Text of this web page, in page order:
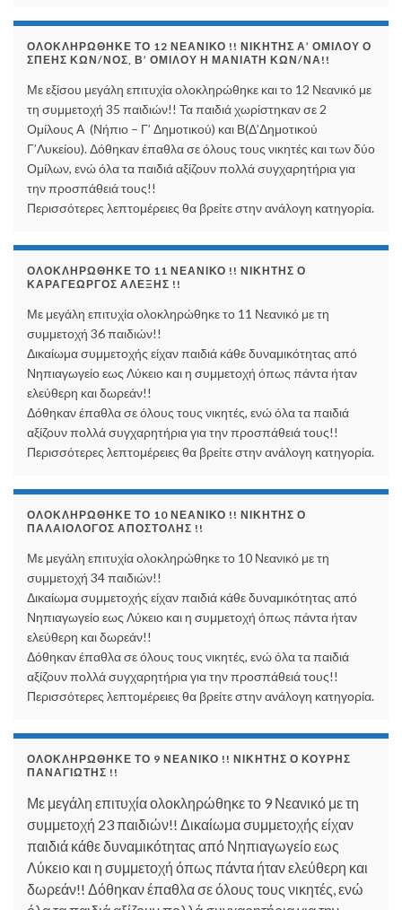
ΟΛΟΚΛΗΡΏΘΗΚΕ ΤΟ 12 ΝΕΑΝΙΚΌ !! ΝΙΚΗΤΉΣ Α’ ΟΜΊΛΟΥ Ο
ΣΠΈΗΣ ΚΩΝ/ΝΟΣ, Β’ ΟΜΊΛΟΥ Η ΜΑΝΙΆΤΗ ΚΩΝ/ΝΑ!!
Με εξίσου μεγάλη επιτυχία ολοκληρώθηκε και το 12 Νεανικό με
τη συμμετοχή 35 παιδιών!! Τα παιδιά χωρίστηκαν σε 2
Ομίλους Α (Νήπιο – Γ’ Δημοτικού) και Β(Δ’Δημοτικού
Γ’Λυκείου). Δόθηκαν έπαθλα σε όλους τους νικητές και των δύο
Ομίλων, ενώ όλα τα παιδιά αξίζουν πολλά συγχαρητήρια για
την προσπάθειά τους!!
Περισσότερες λεπτομέρειες θα βρείτε στην ανάλογη κατηγορία.
ΟΛΟΚΛΗΡΏΘΗΚΕ ΤΟ 11 ΝΕΑΝΙΚΌ !! ΝΙΚΗΤΉΣ Ο
ΚΑΡΑΓΕΏΡΓΟΣ ΑΛΈΞΗΣ !!
Με μεγάλη επιτυχία ολοκληρώθηκε το 11 Νεανικό με τη
συμμετοχή 36 παιδιών!!
Δικαίωμα συμμετοχής είχαν παιδιά κάθε δυναμικότητας από
Νηπιαγωγείο εως Λύκειο και η συμμετοχή όπως πάντα ήταν
ελεύθερη και δωρεάν!!
Δόθηκαν έπαθλα σε όλους τους νικητές, ενώ όλα τα παιδιά
αξίζουν πολλά συγχαρητήρια για την προσπάθειά τους!!
Περισσότερες λεπτομέρειες θα βρείτε στην ανάλογη κατηγορία.
ΟΛΟΚΛΗΡΏΘΗΚΕ ΤΟ 10 ΝΕΑΝΙΚΌ !! ΝΙΚΗΤΉΣ Ο
ΠΑΛΑΙΟΛΌΓΟΣ ΑΠΟΣΤΌΛΗΣ !!
Με μεγάλη επιτυχία ολοκληρώθηκε το 10 Νεανικό με τη
συμμετοχή 34 παιδιών!!
Δικαίωμα συμμετοχής είχαν παιδιά κάθε δυναμικότητας από
Νηπιαγωγείο εως Λύκειο και η συμμετοχή όπως πάντα ήταν
ελεύθερη και δωρεάν!!
Δόθηκαν έπαθλα σε όλους τους νικητές, ενώ όλα τα παιδιά
αξίζουν πολλά συγχαρητήρια για την προσπάθειά τους!!
Περισσότερες λεπτομέρειες θα βρείτε στην ανάλογη κατηγορία.
ΟΛΟΚΛΗΡΏΘΗΚΕ ΤΟ 9 ΝΕΑΝΙΚΌ !! ΝΙΚΗΤΉΣ Ο ΚΟΥΡΉΣ
ΠΑΝΑΓΙΏΤΗΣ !!
Με μεγάλη επιτυχία ολοκληρώθηκε το 9 Νεανικό με τη
συμμετοχή 23 παιδιών!! Δικαίωμα συμμετοχής είχαν
παιδιά κάθε δυναμικότητας από Νηπιαγωγείο εως
Λύκειο και η συμμετοχή όπως πάντα ήταν ελεύθερη και
δωρεάν!! Δόθηκαν έπαθλα σε όλους τους νικητές, ενώ